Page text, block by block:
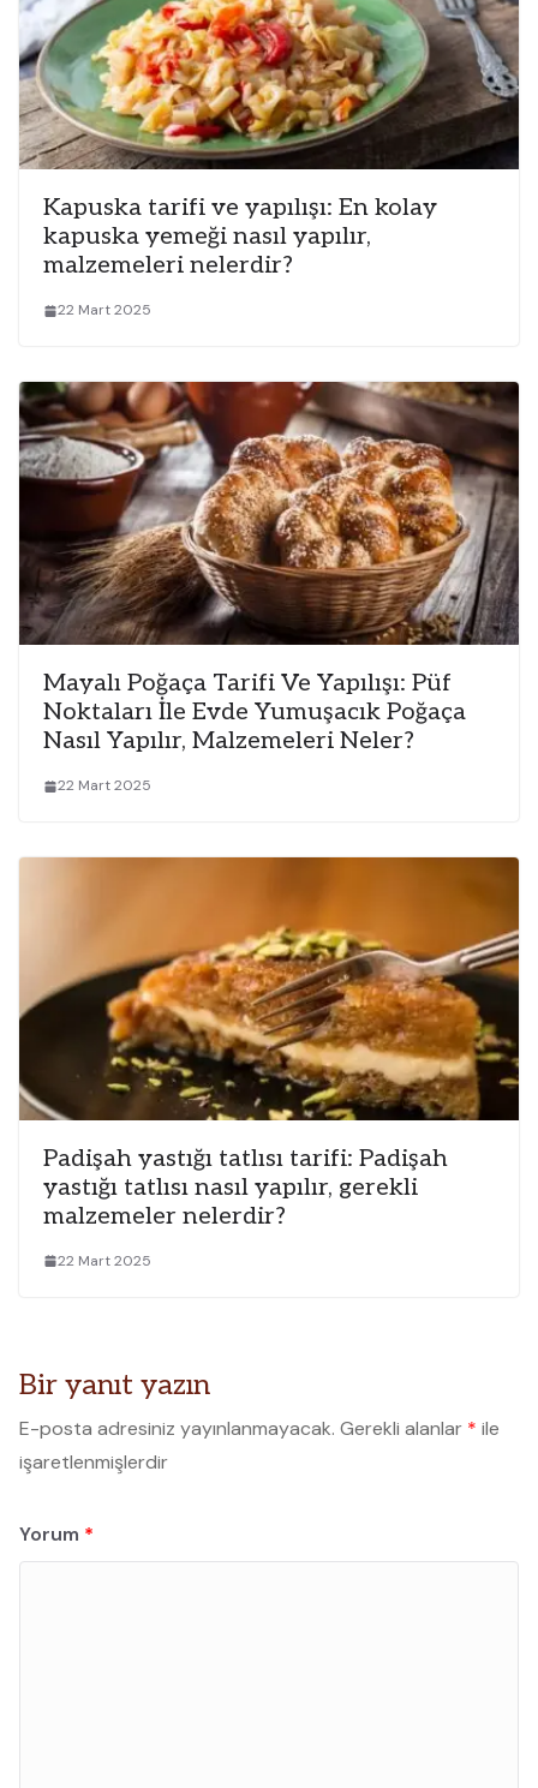
Kapuska tarifi ve yapılışı: En kolay
kapuska yemeği nasıl yapılır,
malzemeleri nelerdir?
22 Mart 2025
Mayalı Poğaça Tarifi Ve Yapılışı: Püf
Noktaları İle Evde Yumuşacık Poğaça
Nasıl Yapılır, Malzemeleri Neler?
22 Mart 2025
Padişah yastığı tatlısı tarifi: Padişah
yastığı tatlısı nasıl yapılır, gerekli
malzemeler nelerdir?
22 Mart 2025
Bir yanıt yazın
E-posta adresiniz yayınlanmayacak. Gerekli alanlar * ile
işaretlenmişlerdir
Yorum *